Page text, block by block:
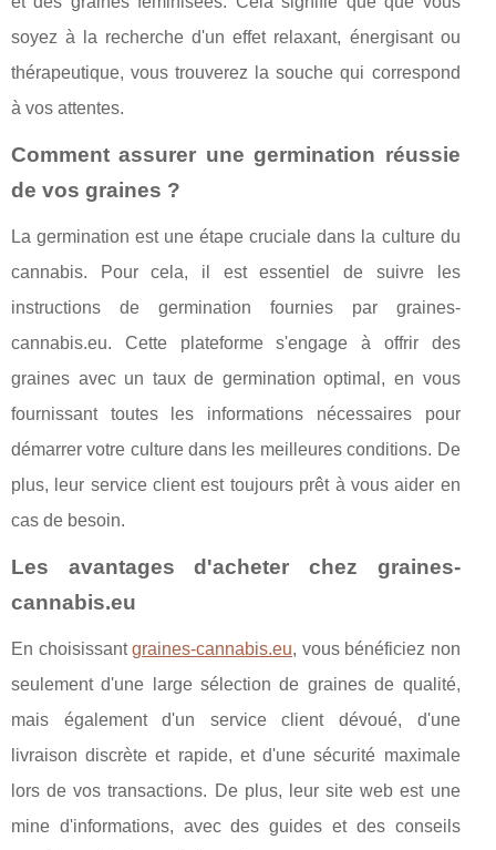
soyez à la recherche d'un effet relaxant, énergisant ou
thérapeutique, vous trouverez la souche qui correspond
à vos attentes.
Comment assurer une germination réussie
de vos graines ?
La germination est une étape cruciale dans la culture du
cannabis. Pour cela, il est essentiel de suivre les
instructions de germination fournies par graines-
cannabis.eu. Cette plateforme s'engage à offrir des
graines avec un taux de germination optimal, en vous
fournissant toutes les informations nécessaires pour
démarrer votre culture dans les meilleures conditions. De
plus, leur service client est toujours prêt à vous aider en
cas de besoin.
Les avantages d'acheter chez graines-
cannabis.eu
En choisissantgraines-cannabis.eu, vous bénéficiez non
seulement d'une large sélection de graines de qualité,
mais également d'un service client dévoué, d'une
livraison discrète et rapide, et d'une sécurité maximale
lors de vos transactions. De plus, leur site web est une
mine d'informations, avec des guides et des conseils